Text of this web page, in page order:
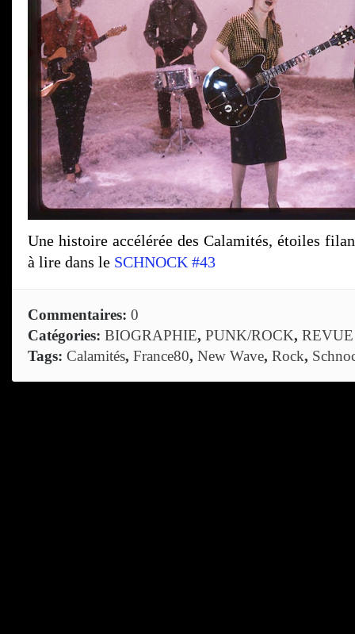
Une histoire accélérée des Calamités, étoiles
à lire dans le SCHNOCK #43
Commentaires: 0
Catégories: BIOGRAPHIE, PUNK/ROCK, REVUE
Tags: Calamités, France80, New Wave, Rock,